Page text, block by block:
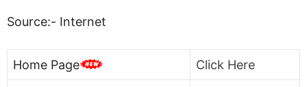
Source:- Internet
Home Page Click Here